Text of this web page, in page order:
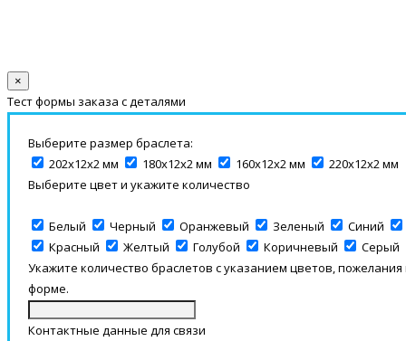
×
Тест формы заказа с деталями
Выберите размер браслета:
202х12х2 мм
180х12х2 мм 160х12х2 мм
220х12х2 мм
Выберите цвет и укажите количество
Белый Черный Оранжевый Зеленый Синий
Красный
Желтый Голубой Коричневый
Серый
Укажите количество браслетов с указанием цветов,
форме.
Контактные данные для связи